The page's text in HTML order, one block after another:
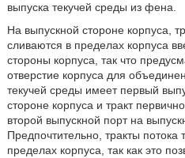
выпуска текучей среды из фена.
На выпускной стороне корпуса,
сливаются в пределах корпуса
стороны корпуса, так что
отверстие корпуса для
текучей среды имеет первый
стороне корпуса и тракт
второй выпускной порт на
Предпочтительно, тракты
пределах корпуса, так как это